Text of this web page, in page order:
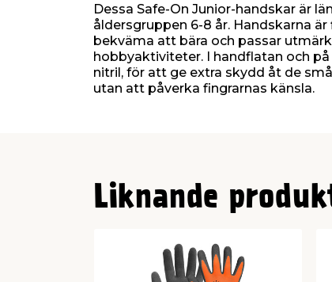
Dessa Safe-On Junior-handskar är
åldersgruppen 6-8 år. Handskarna
bekväma att bära och passar
hobbyaktiviteter. I handflatan och
nitril, för att ge extra skydd åt de
utan att påverka fingrarnas känsla.
Liknande